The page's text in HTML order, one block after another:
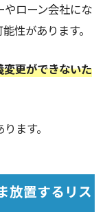
やローン会社にな
性があります。
更ができないた
ます。
放置するリス